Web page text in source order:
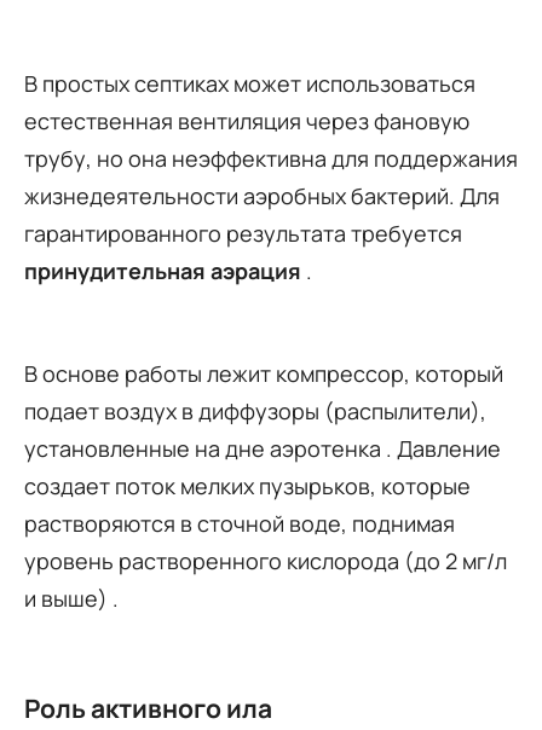
В простых септиках может использоваться
естественная вентиляция через фановую
трубу, но она неэффективна для поддержания
жизнедеятельности аэробных бактерий. Для
гарантированного результата требуется
принудительная аэрация .
В основе работы лежит компрессор, который
подает воздух в диффузоры (распылители),
установленные на дне аэротенка . Давление
создает поток мелких пузырьков, которые
растворяются в сточной воде, поднимая
уровень растворенного кислорода (до 2 мг/л
и выше) .
Роль активного ила